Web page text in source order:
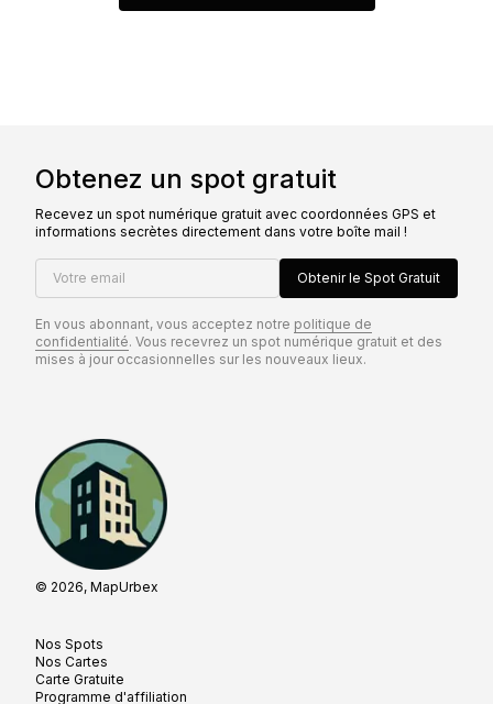
© 2026, MapUrbex
Nos Spots
Nos Cartes
Carte Gratuite
Programme d'affiliation
Obtenez un spot gratuit
Recevez un spot numérique gratuit avec coordonnées GPS et
informations secrètes directement dans votre boîte mail !
Votre email Obtenir le Spot Gratuit
En vous abonnant, vous acceptez notre politique de
confidentialité. Vous recevrez un spot numérique gratuit et des
mises à jour occasionnelles sur les nouveaux lieux.